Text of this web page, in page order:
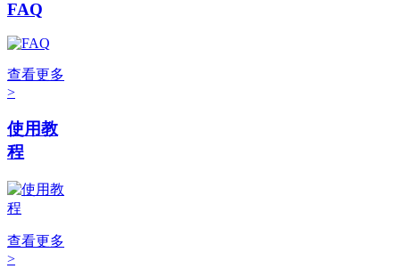
FAQ
查看更多
>
使用教
程
查看更多
>